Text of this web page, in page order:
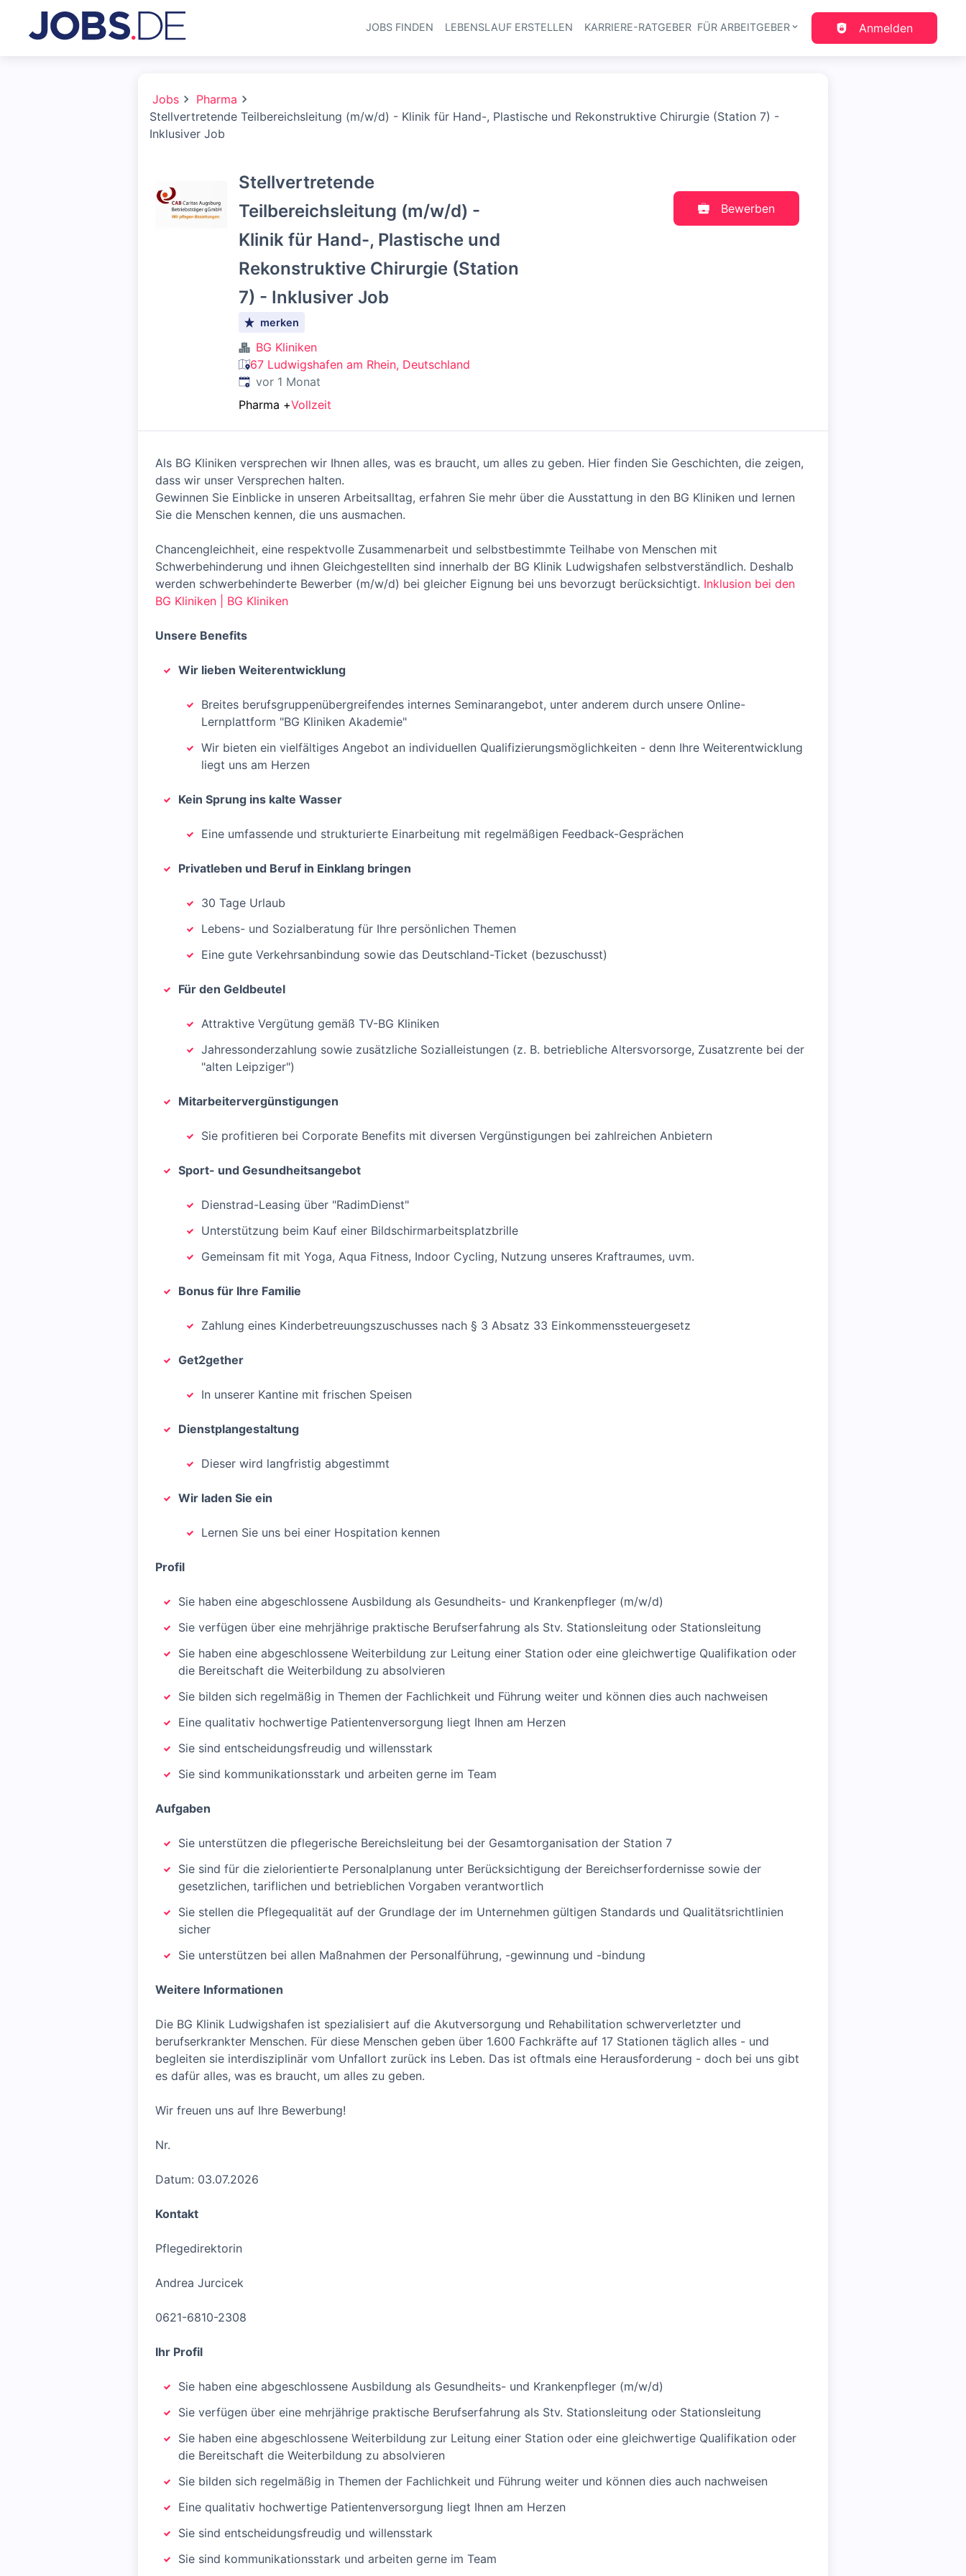
Haupt-Navigation
JOBS FINDEN LEBENSLAUF ERSTELLEN KARRIERE-RATGEBER FÜR ARBEITGEBER Anmelden
Jobs
Pharma
Stellvertretende Teilbereichsleitung (m/w/d) - Klinik für Hand-, Plastische und Rekonstruktive Chirurgie (Station 7) -
Inklusiver Job
Stellvertretende
Teilbereichsleitung (m/w/d) -
Klinik für Hand-, Plastische und
Rekonstruktive Chirurgie (Station
7) - Inklusiver Job
merken
BG Kliniken
67 Ludwigshafen am Rhein, Deutschland
Veröffentlicht:
vor 1 Monat
Pharma +Vollzeit
Bewerben
Als BG Kliniken versprechen wir Ihnen alles, was es braucht, um alles zu geben. Hier finden Sie Geschichten, die zeigen,
dass wir unser Versprechen halten.
Gewinnen Sie Einblicke in unseren Arbeitsalltag, erfahren Sie mehr über die Ausstattung in den BG Kliniken und lernen
Sie die Menschen kennen, die uns ausmachen.
Chancengleichheit, eine respektvolle Zusammenarbeit und selbstbestimmte Teilhabe von Menschen mit
Schwerbehinderung und ihnen Gleichgestellten sind innerhalb der BG Klinik Ludwigshafen selbstverständlich. Deshalb
werden schwerbehinderte Bewerber (m/w/d) bei gleicher Eignung bei uns bevorzugt berücksichtigt. Inklusion bei den
BG Kliniken | BG Kliniken
Unsere Benefits
Wir lieben Weiterentwicklung
Breites berufsgruppenübergreifendes internes Seminarangebot, unter anderem durch unsere Online-
Lernplattform "BG Kliniken Akademie"
Wir bieten ein vielfältiges Angebot an individuellen Qualifizierungsmöglichkeiten - denn Ihre Weiterentwicklung
liegt uns am Herzen
Kein Sprung ins kalte Wasser
Eine umfassende und strukturierte Einarbeitung mit regelmäßigen Feedback-Gesprächen
Privatleben und Beruf in Einklang bringen
30 Tage Urlaub
Lebens- und Sozialberatung für Ihre persönlichen Themen
Eine gute Verkehrsanbindung sowie das Deutschland-Ticket (bezuschusst)
Für den Geldbeutel
Attraktive Vergütung gemäß TV-BG Kliniken
Jahressonderzahlung sowie zusätzliche Sozialleistungen (z. B. betriebliche Altersvorsorge, Zusatzrente bei der
"alten Leipziger")
Mitarbeitervergünstigungen
Sie profitieren bei Corporate Benefits mit diversen Vergünstigungen bei zahlreichen Anbietern
Sport- und Gesundheitsangebot
Dienstrad-Leasing über "RadimDienst"
Unterstützung beim Kauf einer Bildschirmarbeitsplatzbrille
Gemeinsam fit mit Yoga, Aqua Fitness, Indoor Cycling, Nutzung unseres Kraftraumes, uvm.
Bonus für Ihre Familie
Zahlung eines Kinderbetreuungszuschusses nach § 3 Absatz 33 Einkommenssteuergesetz
Get2gether
In unserer Kantine mit frischen Speisen
Dienstplangestaltung
Dieser wird langfristig abgestimmt
Wir laden Sie ein
Lernen Sie uns bei einer Hospitation kennen
Profil
Sie haben eine abgeschlossene Ausbildung als Gesundheits- und Krankenpfleger (m/w/d)
Sie verfügen über eine mehrjährige praktische Berufserfahrung als Stv. Stationsleitung oder Stationsleitung
Sie haben eine abgeschlossene Weiterbildung zur Leitung einer Station oder eine gleichwertige Qualifikation oder
die Bereitschaft die Weiterbildung zu absolvieren
Sie bilden sich regelmäßig in Themen der Fachlichkeit und Führung weiter und können dies auch nachweisen
Eine qualitativ hochwertige Patientenversorgung liegt Ihnen am Herzen
Sie sind entscheidungsfreudig und willensstark
Sie sind kommunikationsstark und arbeiten gerne im Team
Aufgaben
Sie unterstützen die pflegerische Bereichsleitung bei der Gesamtorganisation der Station 7
Sie sind für die zielorientierte Personalplanung unter Berücksichtigung der Bereichserfordernisse sowie der
gesetzlichen, tariflichen und betrieblichen Vorgaben verantwortlich
Sie stellen die Pflegequalität auf der Grundlage der im Unternehmen gültigen Standards und Qualitätsrichtlinien
sicher
Sie unterstützen bei allen Maßnahmen der Personalführung, -gewinnung und -bindung
Weitere Informationen
Die BG Klinik Ludwigshafen ist spezialisiert auf die Akutversorgung und Rehabilitation schwerverletzter und
berufserkrankter Menschen. Für diese Menschen geben über 1.600 Fachkräfte auf 17 Stationen täglich alles - und
begleiten sie interdisziplinär vom Unfallort zurück ins Leben. Das ist oftmals eine Herausforderung - doch bei uns gibt
es dafür alles, was es braucht, um alles zu geben.
Wir freuen uns auf Ihre Bewerbung!
Nr.
Datum: 03.07.2026
Kontakt
Pflegedirektorin
Andrea Jurcicek
0621-6810-2308
Ihr Profil
Sie haben eine abgeschlossene Ausbildung als Gesundheits- und Krankenpfleger (m/w/d)
Sie verfügen über eine mehrjährige praktische Berufserfahrung als Stv. Stationsleitung oder Stationsleitung
Sie haben eine abgeschlossene Weiterbildung zur Leitung einer Station oder eine gleichwertige Qualifikation oder
die Bereitschaft die Weiterbildung zu absolvieren
Sie bilden sich regelmäßig in Themen der Fachlichkeit und Führung weiter und können dies auch nachweisen
Eine qualitativ hochwertige Patientenversorgung liegt Ihnen am Herzen
Sie sind entscheidungsfreudig und willensstark
Sie sind kommunikationsstark und arbeiten gerne im Team